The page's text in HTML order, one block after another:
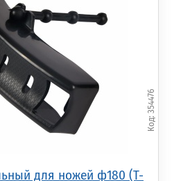
для ножей ф180 (T-
354476